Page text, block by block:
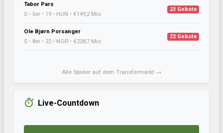
Tabor Pars
S • 5er • 19 • HUN • €149,2 Mio
23 Gebote
Ole Bjørn Porsanger
S • 8er • 22 • NOR • €228,7 Mio
22 Gebote
Alle Spieler auf dem Transfermarkt →
Live-Countdown